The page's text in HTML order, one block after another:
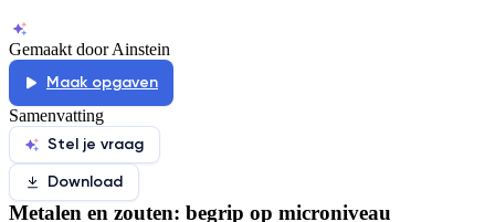
Gemaakt door Ainstein
Maak opgaven
Samenvatting
Stel je vraag
Download
Metalen en zouten: begrip op microniveau